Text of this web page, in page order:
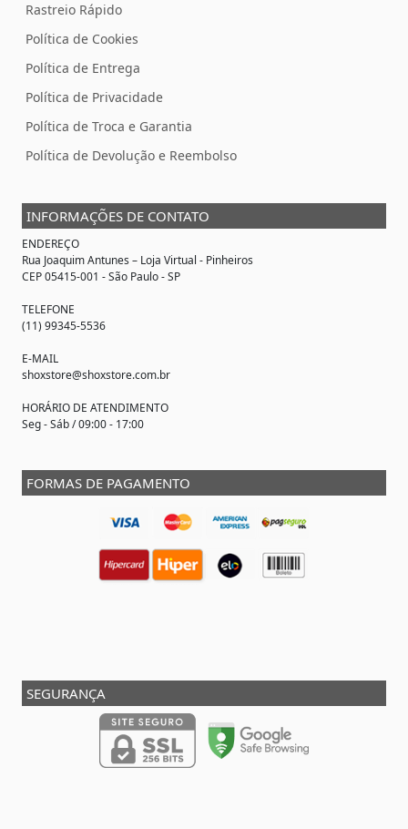
Rastreio Rápido
Política de Cookies
Política de Entrega
Política de Privacidade
Política de Troca e Garantia
Política de Devolução e Reembolso
INFORMAÇÕES DE CONTATO
ENDEREÇO
Rua Joaquim Antunes – Loja Virtual - Pinheiros
CEP 05415-001 - São Paulo - SP
TELEFONE
(11) 99345-5536
E-MAIL
shoxstore@shoxstore.com.br
HORÁRIO DE ATENDIMENTO
Seg - Sáb / 09:00 - 17:00
FORMAS DE PAGAMENTO
SEGURANÇA